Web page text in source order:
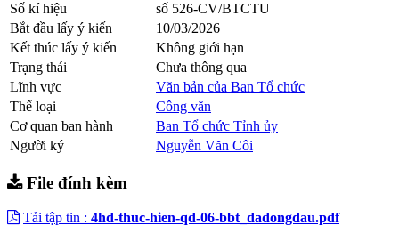
Số kí hiệu
số 526-CV/BTCTU
Bắt đầu lấy ý kiến
10/03/2026
Kết thúc lấy ý kiến
Không giới hạn
Trạng thái
Chưa thông qua
Lĩnh vực
Văn bản của Ban Tổ chức
Thể loại
Công văn
Cơ quan ban hành
Ban Tổ chức Tỉnh ủy
Người ký
Nguyễn Văn Côi
File đính kèm
Tải tập tin : 4hd-thuc-hien-qd-06-bbt_dadongdau.pdf